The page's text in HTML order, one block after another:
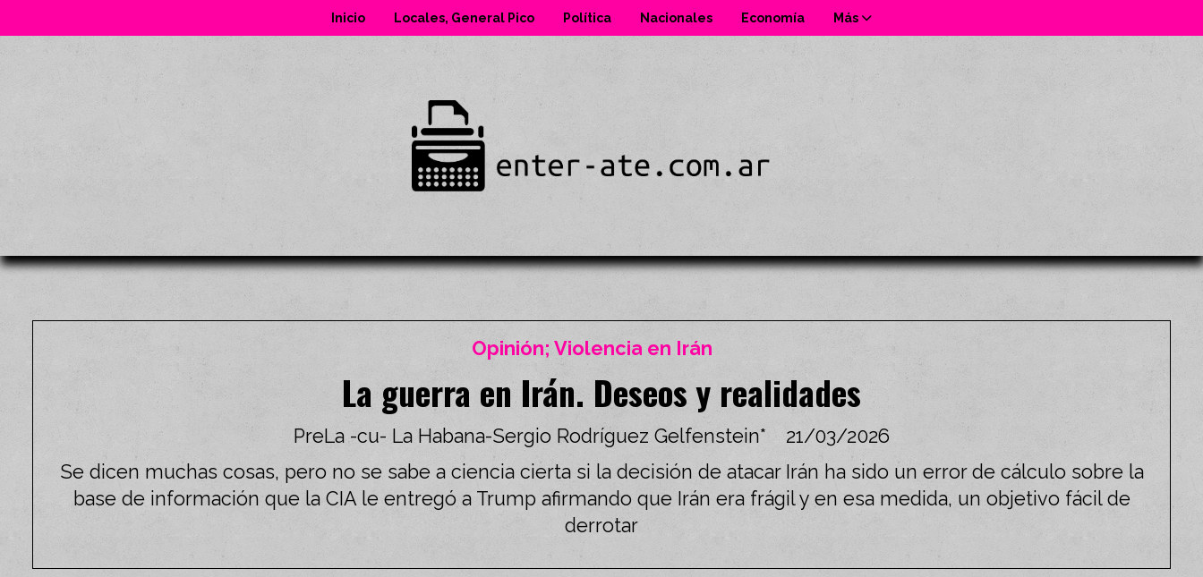
Inicio Locales, General Pico Política Nacionales Economía Más
La guerra en Irán. Deseos y realidades
Se dicen muchas cosas, pero no se sabe a ciencia cierta si la decisión de atacar Irán ha sido un error de cálculo sobre la
base de información que la CIA le entregó a Trump afirmando que Irán era frágil y en esa medida, un objetivo fácil de
derrotar
Opinión; Violencia en Irán
21/03/2026
PreLa -cu- La Habana-Sergio Rodríguez Gelfenstein*